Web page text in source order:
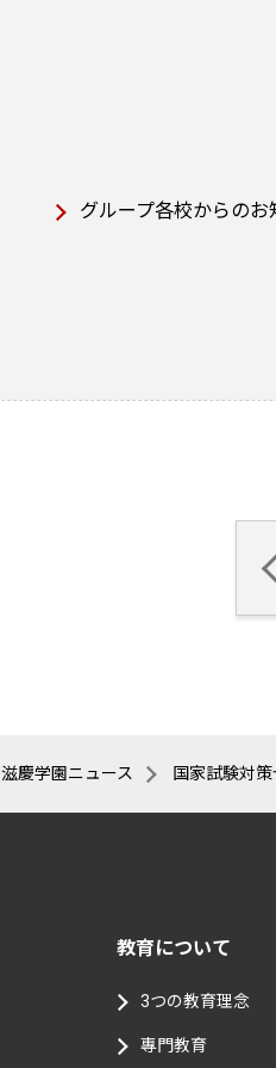
グループ各校からのお
滋慶学園ニュース 国家試験対策センターまとめ １
教育について
3つの教育理念
專門教育